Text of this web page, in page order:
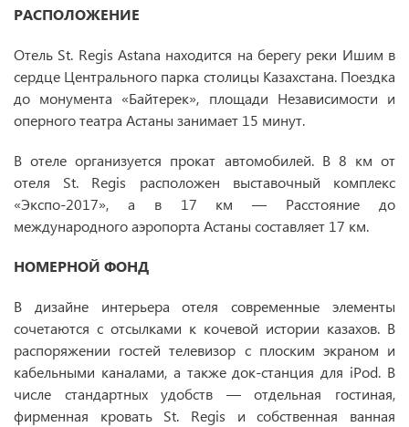
РАСПОЛОЖЕНИЕ
Отель St. Regis Astana находится на берегу реки Ишим в
сердце Центрального парка столицы Казахстана. Поездка
до монумента «Байтерек», площади Независимости и
оперного театра Астаны занимает 15 минут.
В отеле организуется прокат автомобилей. В 8 км от
отеля St. Regis расположен выставочный комплекс
«Экспо-2017», а в 17 км — Расстояние до
международного аэропорта Астаны составляет 17 км.
НОМЕРНОЙ ФОНД
В дизайне интерьера отеля современные элементы
сочетаются с отсылками к кочевой истории казахов. В
распоряжении гостей телевизор с плоским экраном и
кабельными каналами, а также док-станция для iPod. В
числе стандартных удобств — отдельная гостиная,
фирменная кровать St. Regis и собственная ванная